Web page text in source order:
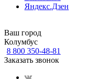
Яндекс.Дзен
Ваш город
Колумбус
8 800 350-48-81
Заказать звонок